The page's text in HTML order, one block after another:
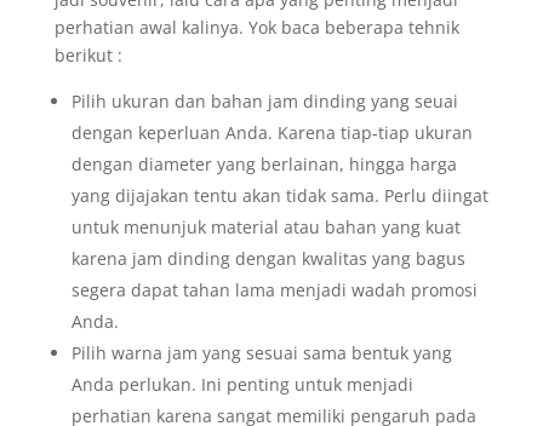
perhatian awal kalinya. Yok baca beberapa tehnik
berikut :
Pilih ukuran dan bahan jam dinding yang seuai
dengan keperluan Anda. Karena tiap-tiap ukuran
dengan diameter yang berlainan, hingga harga
yang dijajakan tentu akan tidak sama. Perlu diingat
untuk menunjuk material atau bahan yang kuat
karena jam dinding dengan kwalitas yang bagus
segera dapat tahan lama menjadi wadah promosi
Anda.
Pilih warna jam yang sesuai sama bentuk yang
Anda perlukan. Ini penting untuk menjadi
perhatian karena sangat memiliki pengaruh pada